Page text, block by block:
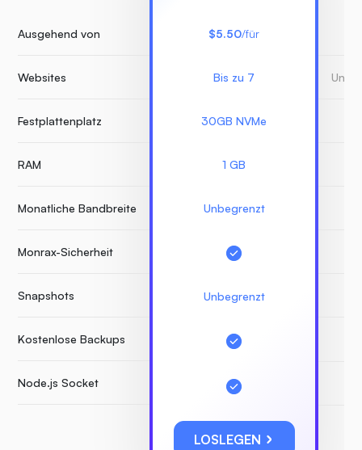
Ausgehend von
Websites
Festplattenplatz
RAM
Monatliche Bandbreite
Monrax-Sicherheit
Snapshots
Kostenlose Backups
Node.js Socket
$5.50/für
Bis zu 7
30GB NVMe
1 GB
Unbegrenzt
Unbegrenzt
LOSLEGEN